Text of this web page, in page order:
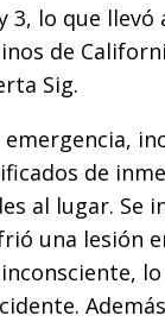
3, lo que llevó
de
Sig.
emergencia,
de
al lugar. Se
una lesión